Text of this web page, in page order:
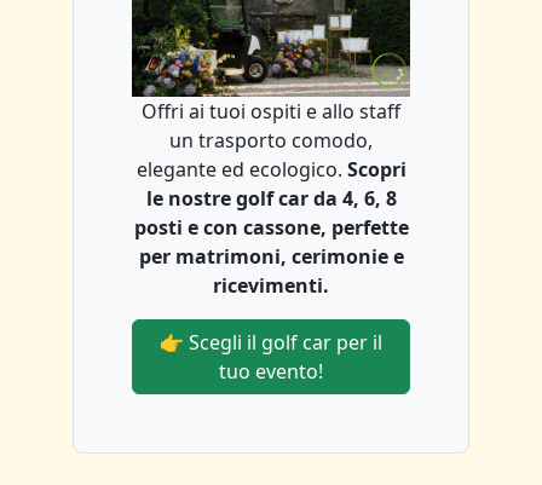
Offri ai tuoi ospiti e allo staff
un trasporto comodo,
elegante ed ecologico. Scopri
le nostre golf car da 4, 6, 8
posti e con cassone, perfette
per matrimoni, cerimonie e
ricevimenti.
👉 Scegli il golf car per il
tuo evento!